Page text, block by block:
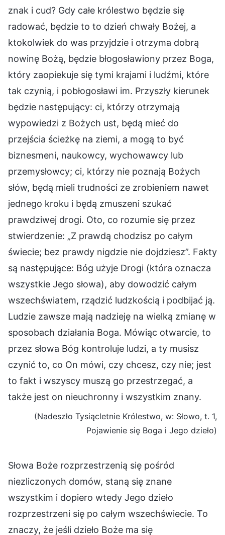
znak i cud? Gdy całe królestwo będzie się
radować, będzie to to dzień chwały Bożej, a
ktokolwiek do was przyjdzie i otrzyma dobrą
nowinę Bożą, będzie błogosławiony przez Boga,
który zaopiekuje się tymi krajami i ludźmi, które
tak czynią, i pobłogosławi im. Przyszły kierunek
będzie następujący: ci, którzy otrzymają
wypowiedzi z Bożych ust, będą mieć do
przejścia ścieżkę na ziemi, a mogą to być
biznesmeni, naukowcy, wychowawcy lub
przemysłowcy; ci, którzy nie poznają Bożych
słów, będą mieli trudności ze zrobieniem nawet
jednego kroku i będą zmuszeni szukać
prawdziwej drogi. Oto, co rozumie się przez
stwierdzenie: „Z prawdą chodzisz po całym
świecie; bez prawdy nigdzie nie dojdziesz”. Fakty
są następujące: Bóg użyje Drogi (która oznacza
wszystkie Jego słowa), aby dowodzić całym
wszechświatem, rządzić ludzkością i podbijać ją.
Ludzie zawsze mają nadzieję na wielką zmianę w
sposobach działania Boga. Mówiąc otwarcie, to
przez słowa Bóg kontroluje ludzi, a ty musisz
czynić to, co On mówi, czy chcesz, czy nie; jest
to fakt i wszyscy muszą go przestrzegać, a
także jest on nieuchronny i wszystkim znany.
(Nadeszło Tysiącletnie Królestwo, w: Słowo, t. 1,
Pojawienie się Boga i Jego dzieło)
Słowa Boże rozprzestrzenią się pośród
niezliczonych domów, staną się znane
wszystkim i dopiero wtedy Jego dzieło
rozprzestrzeni się po całym wszechświecie. To
znaczy, że jeśli dzieło Boże ma się